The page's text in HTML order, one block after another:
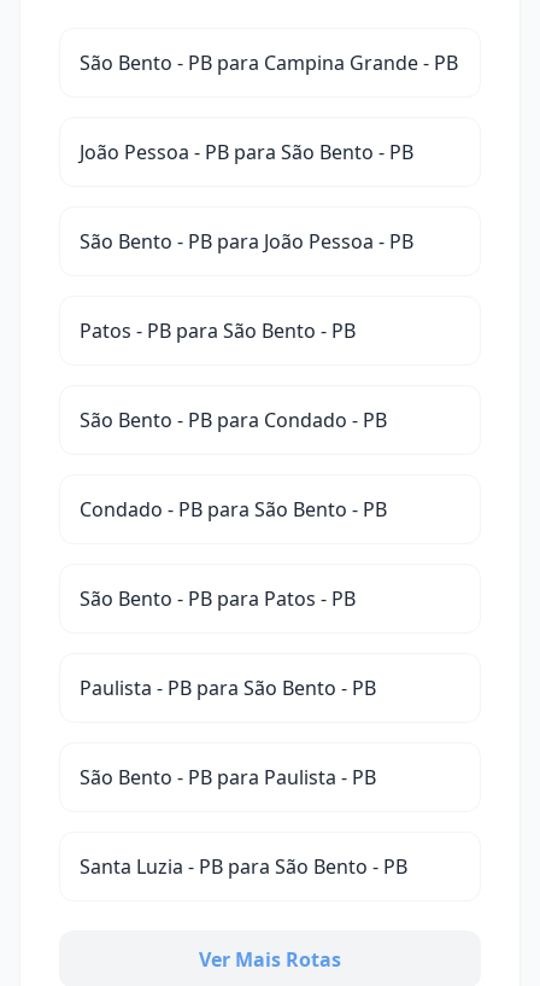
São Bento - PB para Campina Grande - PB
João Pessoa - PB para São Bento - PB
São Bento - PB para João Pessoa - PB
Patos - PB para São Bento - PB
São Bento - PB para Condado - PB
Condado - PB para São Bento - PB
São Bento - PB para Patos - PB
Paulista - PB para São Bento - PB
São Bento - PB para Paulista - PB
Santa Luzia - PB para São Bento - PB
Ver Mais Rotas